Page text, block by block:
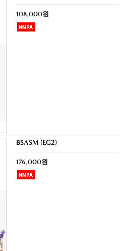
108,000원
BSASM (EG2)
176,000원